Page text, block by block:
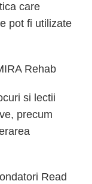
care
pot fi utilizate
Rehab
si lectii
precum
Read